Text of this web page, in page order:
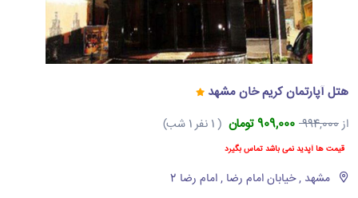
هتل آپارتمان کریم خان مشهد
از994,000 909,000 تومان ( 1 نفر 1 شب)
قیمت ها آپدید نمی باشد تماس بگیرد
مشهد , خیابان امام رضا , امام رضا 2